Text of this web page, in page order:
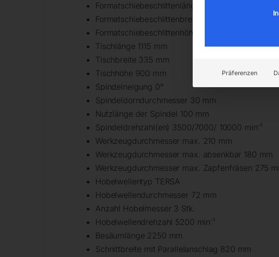
Formatschiebeschlittenlänge 2310 mm
Formatschiebeschlittenbreite 270 mm
Formatschiebeschlittenhöhe 124 mm
Tischlänge 1115 mm
Tischbreite 335 mm
Tischhöhe 900 mm
Spindelneigung 0°
Spindeldorndurchmesser 30 mm
Nutzlänge der Spindel 100 mm
Spindeldrehzahl(en) 3500/7000/ 10000 min⁻¹
Werkzeugdurchmesser max. 210 mm
Werkzeugdurchmesser max. absenkbar 180 mm
Werkzeugdurchmesser max. Zapfenfräsen 275
Hobelwellentyp TERSA
Hobelwellendurchmesser 72 mm
Anzahl Hobelmesser 3 Stk.
Hobelwellendrehzahl 5200 min⁻¹
Besäumlänge 2250 mm
Schnittbreite mit Parallelanschlag 820 mm
Präferenzen